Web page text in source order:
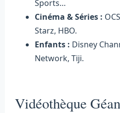
Sports…
Cinéma & Séries :
Starz, HBO.
Enfants : Disney
Network, Tiji.
Vidéothèque